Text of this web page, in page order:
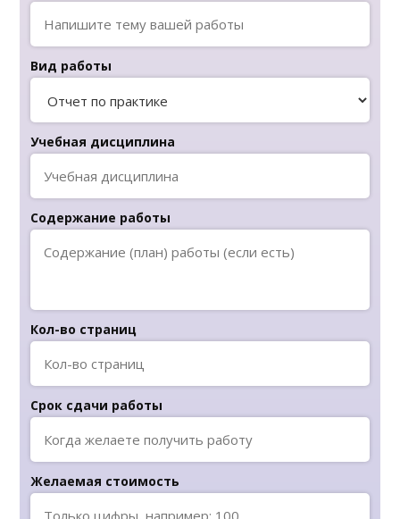
Вид работы
Учебная дисциплина
Содержание работы
Кол-во страниц
Срок сдачи работы
Желаемая стоимость